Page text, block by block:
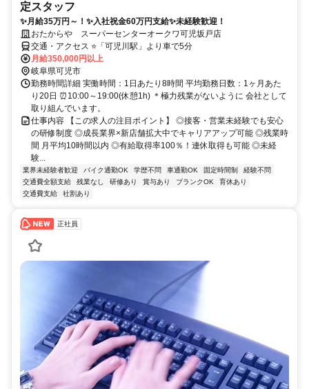
定スタッフ
✨月給35万円～！✨入社祝金60万円支給✨未経験歓迎！
おたからや スーパーセンターオークワ可児坂戸店
交通・アクセス ⭐「可児川駅」より車で5分
月給350,000円以上
岐阜県可児市
勤務時間詳細 実働時間：1日あたり8時間 平均勤務日数：1ヶ月あた
り20日 ⏰10:00～19:00(休憩1h) ＊極力残業がないように 会社として
取り組んでいます。
仕事内容 【この求人の注目ポイント】 ◎接客・営業未経験でも安心
の研修制度 ◎成長業界×新店舗拡大中でキャリアアップ可能 ◎残業時
間 月平均10時間以内 ◎有給取得率100％！連休取得も可能 ◎未経
験...
業界未経験者歓迎 バイク通勤OK 学歴不問 車通勤OK 固定時間制
経験不問
交通費全額支給
残業なし 研修あり 賞与あり ブランクOK
育休あり
交通費支給
社割あり
正社員